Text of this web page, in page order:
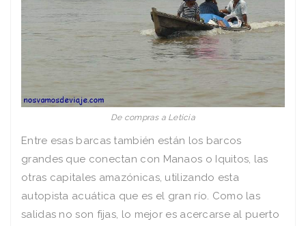
De compras a Leticia
Entre esas barcas también están los barcos
grandes que conectan con Manaos o Iquitos, las
otras capitales amazónicas, utilizando esta
autopista acuática que es el gran río. Como las
salidas no son fijas, lo mejor es acercarse al puerto